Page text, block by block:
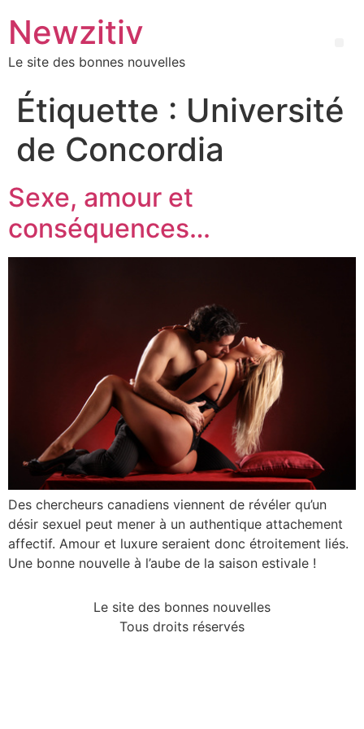
Newzitiv
Le site des bonnes nouvelles
Étiquette : Université
de Concordia
Sexe, amour et
conséquences…
Des chercheurs canadiens viennent de révéler qu’un
désir sexuel peut mener à un authentique attachement
affectif. Amour et luxure seraient donc étroitement liés.
Une bonne nouvelle à l’aube de la saison estivale !
Le site des bonnes nouvelles
Tous droits réservés